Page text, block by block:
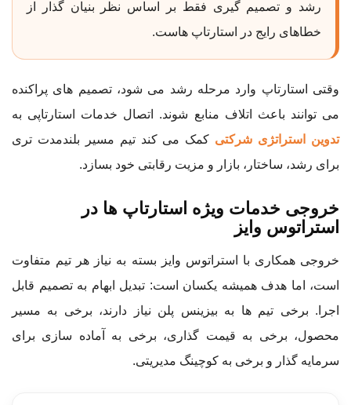
رشد و تصمیم گیری فقط بر اساس نظر بنیان گذار از
خطاهای رایج در استارتاپ هاست.
وقتی استارتاپ وارد مرحله رشد می شود، تصمیم های پراکنده
می توانند باعث اتلاف منابع شوند. اتصال خدمات استارتاپی به
تدوین استراتژی شرکتی کمک می کند تیم مسیر بلندمدت تری
برای رشد، ساختار، بازار و مزیت رقابتی خود بسازد.
خروجی خدمات ویژه استارتاپ ها در
استراتوس وایز
خروجی همکاری با استراتوس وایز بسته به نیاز هر تیم متفاوت
است، اما هدف همیشه یکسان است: تبدیل ابهام به تصمیم قابل
اجرا. برخی تیم ها به بیزینس پلن نیاز دارند، برخی به مسیر
محصول، برخی به قیمت گذاری، برخی به آماده سازی برای
سرمایه گذار و برخی به کوچینگ مدیریتی.